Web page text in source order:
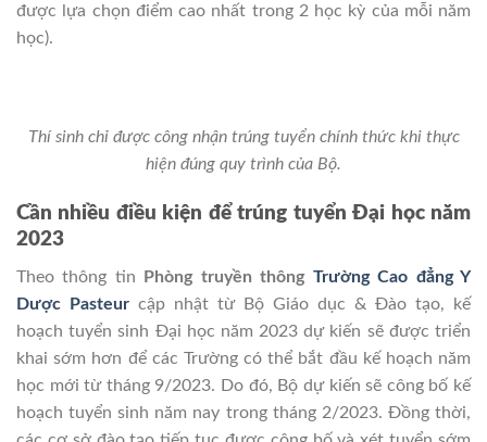
được lựa chọn điểm cao nhất trong 2 học kỳ của mỗi năm
học).
Thí sinh chỉ được công nhận trúng tuyển chính thức khi thực
hiện đúng quy trình của Bộ.
Cần nhiều điều kiện để trúng tuyển Đại học năm
2023
Theo thông tin Phòng truyền thông Trường Cao đẳng Y
Dược Pasteur cập nhật từ Bộ Giáo dục & Đào tạo, kế
hoạch tuyển sinh Đại học năm 2023 dự kiến sẽ được triển
khai sớm hơn để các Trường có thể bắt đầu kế hoạch năm
học mới từ tháng 9/2023. Do đó, Bộ dự kiến sẽ công bố kế
hoạch tuyển sinh năm nay trong tháng 2/2023. Đồng thời,